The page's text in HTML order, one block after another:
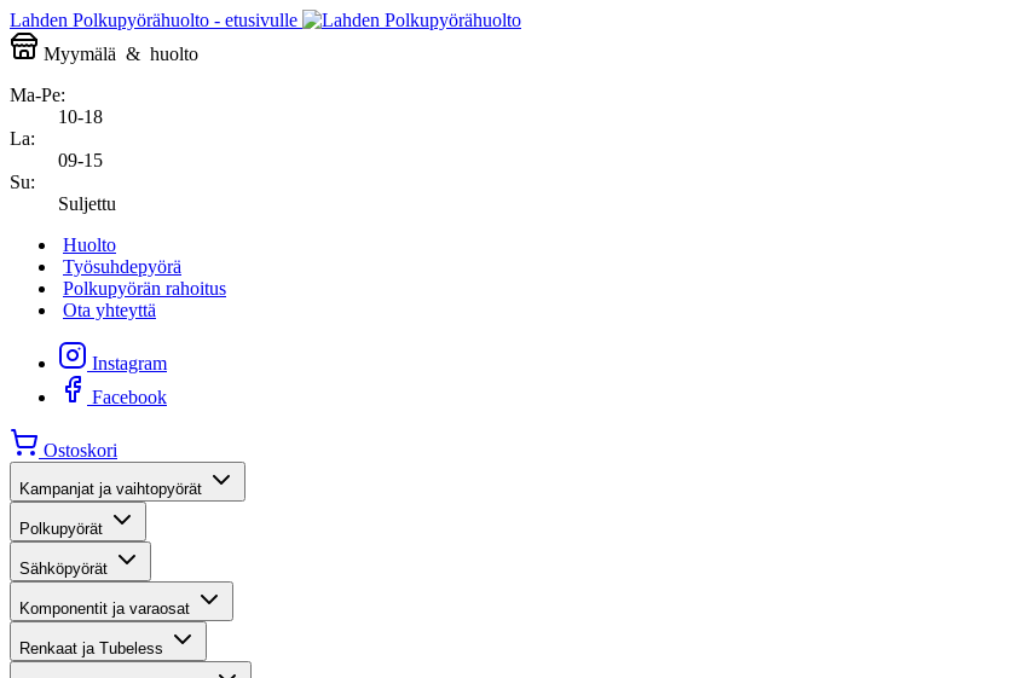
Lahden Polkupyörähuolto - etusivulle
Myymälä & huolto
Ma-Pe:
10-18
La:
09-15
Su:
Suljettu
Huolto
Työsuhdepyörä
Polkupyörän rahoitus
Ota yhteyttä
Instagram
Facebook
Ostoskori
Kampanjat ja vaihtopyörät
Polkupyörät
Sähköpyörät
Komponentit ja varaosat
Renkaat ja Tubeless